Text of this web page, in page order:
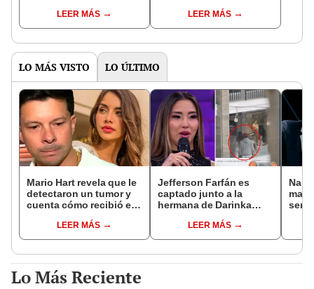
Enanitos Verdes?
LEER MÁS
nivel nacional?
LEER MÁS
LO MÁS VISTO LO ÚLTIMO
Mario Hart revela que le
detectaron un tumor y
cuenta cómo recibió el
muy fuertes..."
LEER MÁS
Jefferson Farfán es
captado junto a la
hermana de Darinka
Kanashiro trabajaba: “Él
tiene sus…”
LEER MÁS
Lo Más Reciente